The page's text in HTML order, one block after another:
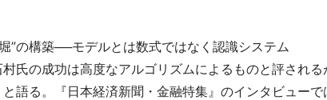
”の構築──モデルとは数式ではなく認識システム
氏の成功は高度なアルゴリズムによるものと評され
と語る。『日本経済新聞・金融特集』のインタビュー